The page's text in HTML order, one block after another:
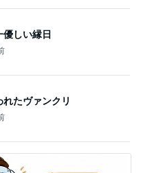
しい縁日
たヴァンクリ